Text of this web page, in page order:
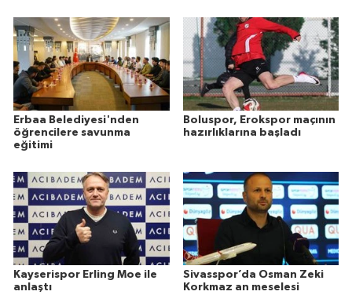
Erbaa Belediyesi'nden
öğrencilere savunma
eğitimi
Boluspor, Erokspor maçının
hazırlıklarına başladı
Kayserispor Erling Moe ile
anlaştı
Sivasspor’da Osman Zeki
Korkmaz an meselesi